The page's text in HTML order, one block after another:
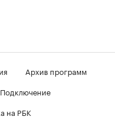
Архив программ
Подключение
на РБК